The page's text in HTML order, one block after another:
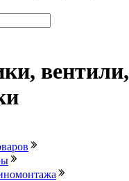
вентили,